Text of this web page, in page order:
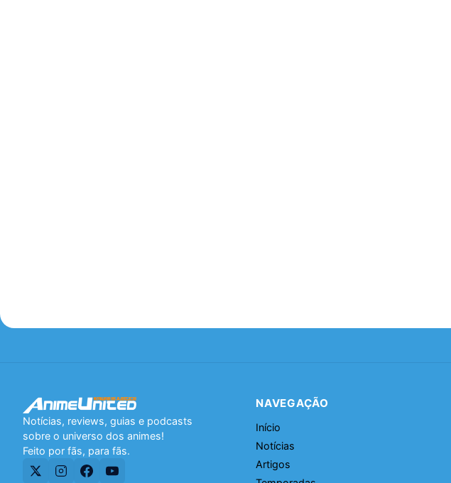
Notícias, reviews, guias e podcasts
sobre o universo dos animes!
Feito por fãs, para fãs.
NAVEGAÇÃO
Início
Notícias
Artigos